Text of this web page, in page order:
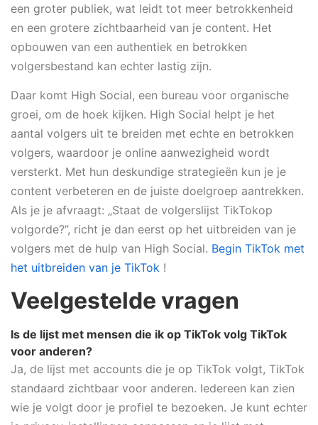
een groter publiek, wat leidt tot meer betrokkenheid
en een grotere zichtbaarheid van je content. Het
opbouwen van een authentiek en betrokken
volgersbestand kan echter lastig zijn.
Daar komt High Social, een bureau voor organische
groei, om de hoek kijken. High Social helpt je het
aantal volgers uit te breiden met echte en betrokken
volgers, waardoor je online aanwezigheid wordt
versterkt. Met hun deskundige strategieën kun je je
content verbeteren en de juiste doelgroep aantrekken.
Als je je afvraagt: „Staat de volgerslijst TikTokop
volgorde?”, richt je dan eerst op het uitbreiden van je
volgers met de hulp van High Social. Begin TikTok met
het uitbreiden van je TikTok !
Veelgestelde vragen
Is de lijst met mensen die ik op TikTok volg TikTok
voor anderen?
Ja, de lijst met accounts die je op TikTok volgt, TikTok
standaard zichtbaar voor anderen. Iedereen kan zien
wie je volgt door je profiel te bezoeken. Je kunt echter